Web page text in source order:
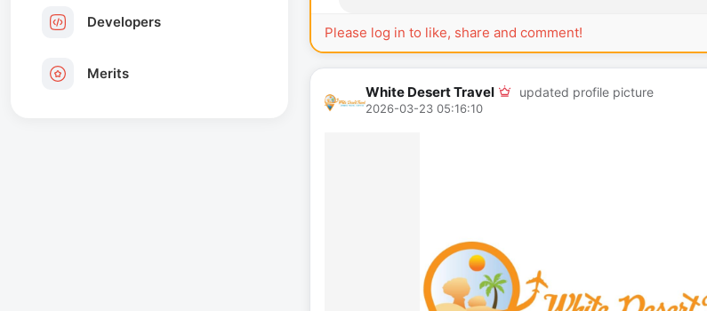
Developers
Merits
Please log in to like, share and comment!
White Desert Travel updated profile picture
2026-03-23 05:16:10